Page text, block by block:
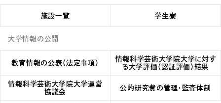
施設一覧 学生寮
大学情報の公開
教育情報の公表（法定事項）
情報科学芸術大学院大学に対す
る大学評価（認証評価）結果
情報科学芸術大学院大学運営
協議会
公的研究費の管理・監査体制